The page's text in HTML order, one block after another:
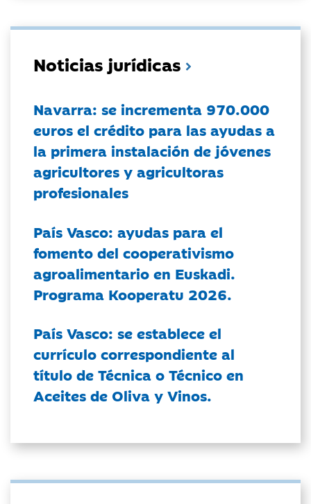
Noticias jurídicas
Navarra: se incrementa 970.000
euros el crédito para las ayudas a
la primera instalación de jóvenes
agricultores y agricultoras
profesionales
País Vasco: ayudas para el
fomento del cooperativismo
agroalimentario en Euskadi.
Programa Kooperatu 2026.
País Vasco: se establece el
currículo correspondiente al
título de Técnica o Técnico en
Aceites de Oliva y Vinos.